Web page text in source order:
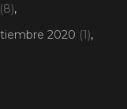
(8)
2020 (1)